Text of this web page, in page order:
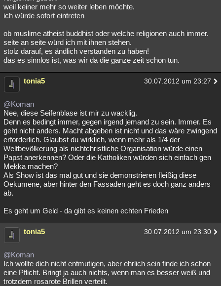
weil keiner mehr so weiter leben möchte.
ich würde sofort eintreten
ob muslime atheist buddhist oder welche religionen auch immer.
seite an seite würd ich mit ihnen stehen.
stolz darauf, es ändlich verstanden zu haben!
das es sinnlos ist, was wir da die ganze zeit schon tun.
tonia5 30.07.2012 um 23:27
@Koman
Nee, diese Seifenblase ist mir zu wacklig.
Denn es bedingt immer, gegen irgend jemand zu sein. Immer. Es
geht nicht anders. Macht abgeben ist nicht und das wäre zwingend
erforderlich. Glaubst du wirklich, wenn mehr als 1/4 der
Weltbevölkerung als nichtchristliche Organisation würde einen
Papst anerkennen? Oder die Katholiken würden sich einfach gen
Mekka machen?
Als Show ist das mal gut und sie demonstrieren fleißig diese
Oekumene, aber hinter den Fassaden geht es doch ganz anders
ab.
Es geht um Geld - da gibt es keinen echten Frieden
tonia5 30.07.2012 um 23:30
@Koman
Ich wollte dich nicht entmutigen, aber ehrlich sein finde ich schon
eine Pflicht. Bringt ja auch nichts, wenn man es besser weiß und
trotzdem rosarote Brillen verteilt.